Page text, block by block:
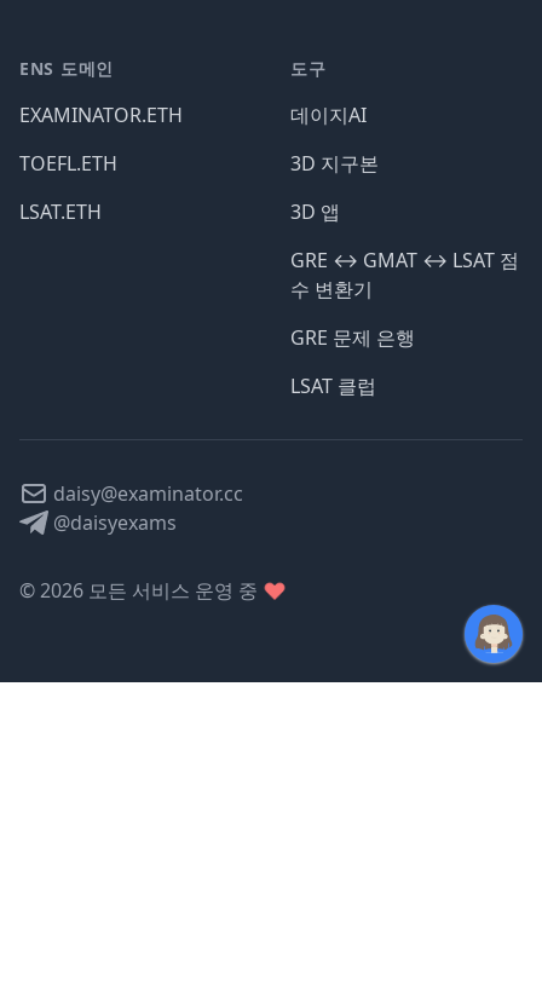
ENS 도메인
EXAMINATOR.ETH
TOEFL.ETH
LSAT.ETH
도구
데이지AI
3D 지구본
3D 앱
GRE ↔️ GMAT ↔️ LSAT 점
수 변환기
GRE 문제 은행
LSAT 클럽
daisy@examinator.cc
@daisyexams
©2026 모든 서비스 운영 중